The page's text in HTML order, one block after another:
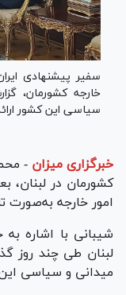
سفیر پیشنهادی
خارجه کشورمان،
سیاسی این کشور
خبرگزاری میزان -
کشورمان در لبنان،
امور خارجه به‌صورت
شیبانی با اشاره
لبنان طی چند روز
میدانی و سیاسی این